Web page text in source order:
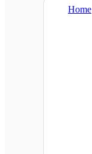
Home